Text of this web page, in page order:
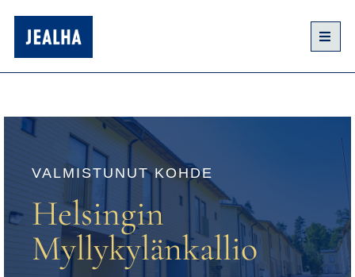
VALMISTUNUT KOHDE
Helsingin
Myllykylänkallio